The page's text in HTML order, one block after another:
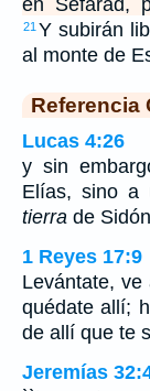
en Sefarad,
21 Y subirán
al monte de
Referencia
Lucas 4:26
y sin
Elías, sino a
tierra de
1 Reyes 17:9
Levántate,
quédate allí;
de allí que te
Jeremías